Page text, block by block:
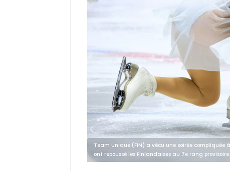
Team Unique (FIN) a vécu une soirée
ont repoussé les Finlandaises au 7e rang